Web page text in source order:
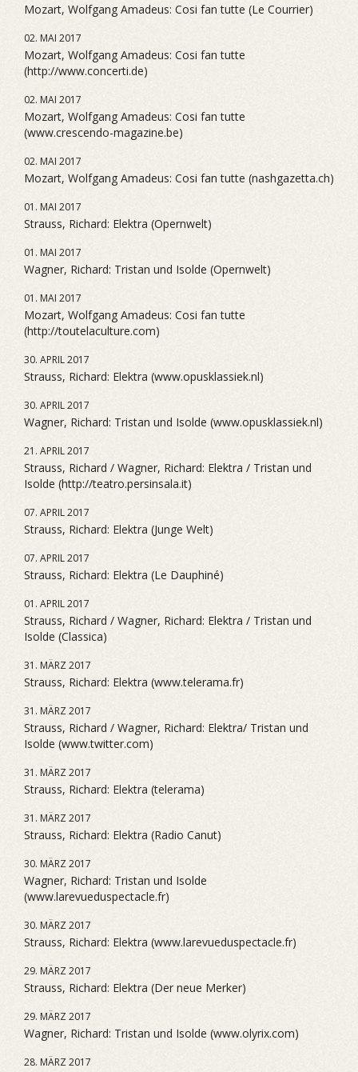
Mozart, Wolfgang Amadeus: Cosi fan tutte (Le Courrier)
02. MAI 2017
Mozart, Wolfgang Amadeus: Cosi fan tutte
(http://www.concerti.de)
02. MAI 2017
Mozart, Wolfgang Amadeus: Cosi fan tutte
(www.crescendo-magazine.be)
02. MAI 2017
Mozart, Wolfgang Amadeus: Cosi fan tutte (nashgazetta.ch)
01. MAI 2017
Strauss, Richard: Elektra (Opernwelt)
01. MAI 2017
Wagner, Richard: Tristan und Isolde (Opernwelt)
01. MAI 2017
Mozart, Wolfgang Amadeus: Cosi fan tutte
(http://toutelaculture.com)
30. APRIL 2017
Strauss, Richard: Elektra (www.opusklassiek.nl)
30. APRIL 2017
Wagner, Richard: Tristan und Isolde (www.opusklassiek.nl)
21. APRIL 2017
Strauss, Richard / Wagner, Richard: Elektra / Tristan und
Isolde (http://teatro.persinsala.it)
07. APRIL 2017
Strauss, Richard: Elektra (Junge Welt)
07. APRIL 2017
Strauss, Richard: Elektra (Le Dauphiné)
01. APRIL 2017
Strauss, Richard / Wagner, Richard: Elektra / Tristan und
Isolde (Classica)
31. MÄRZ 2017
Strauss, Richard: Elektra (www.telerama.fr)
31. MÄRZ 2017
Strauss, Richard / Wagner, Richard: Elektra/ Tristan und
Isolde (www.twitter.com)
31. MÄRZ 2017
Strauss, Richard: Elektra (telerama)
31. MÄRZ 2017
Strauss, Richard: Elektra (Radio Canut)
30. MÄRZ 2017
Wagner, Richard: Tristan und Isolde
(www.larevueduspectacle.fr)
30. MÄRZ 2017
Strauss, Richard: Elektra (www.larevueduspectacle.fr)
29. MÄRZ 2017
Strauss, Richard: Elektra (Der neue Merker)
29. MÄRZ 2017
Wagner, Richard: Tristan und Isolde (www.olyrix.com)
28. MÄRZ 2017